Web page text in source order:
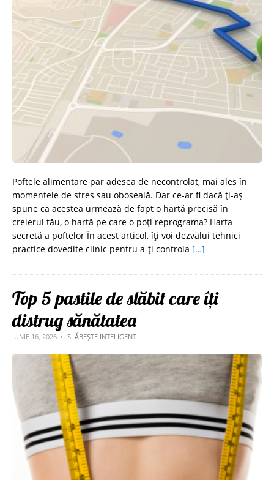
Poftele alimentare par adesea de necontrolat, mai ales în
momentele de stres sau oboseală. Dar ce-ar fi dacă ți-aș
spune că acestea urmează de fapt o hartă precisă în
creierul tău, o hartă pe care o poți reprograma? Harta
secretă a poftelor În acest articol, îți voi dezvălui tehnici
practice dovedite clinic pentru a-ți controla […]
Top 5 pastile de slăbit care îți
distrug sănătatea
IUNIE 16, 2026 SLĂBEȘTE INTELIGENT